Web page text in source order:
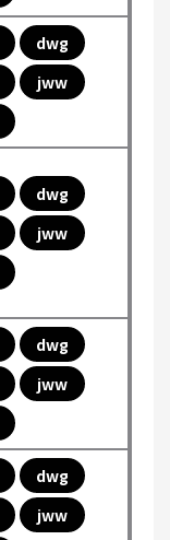
dwg
jww
dwg
jww
dwg
jww
dwg
jww